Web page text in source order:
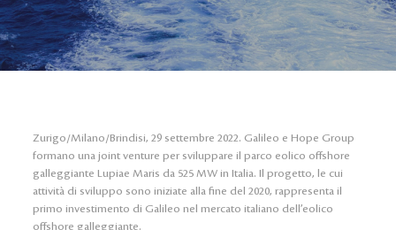
Zurigo/Milano/Brindisi, 29 settembre 2022. Galileo e Hope Group
formano una joint venture per sviluppare il parco eolico offshore
galleggiante Lupiae Maris da 525 MW in Italia. Il progetto, le cui
attività di sviluppo sono iniziate alla fine del 2020, rappresenta il
primo investimento di Galileo nel mercato italiano dell’eolico
offshore galleggiante.